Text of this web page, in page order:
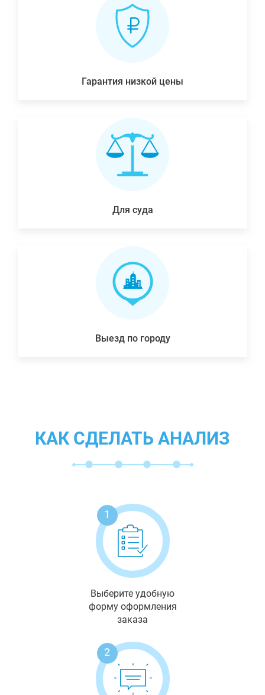
Гарантия низкой цены
Для суда
Выезд по городу
КАК СДЕЛАТЬ АНАЛИЗ
1
Выберите удобную
форму оформления
заказа
2